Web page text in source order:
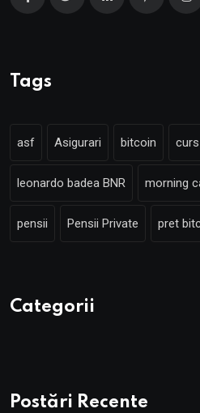
Tags
asf Asigurari bitcoin
leonardo badea BNR morning
pensii Pensii Private pret
Categorii
Postări Recente